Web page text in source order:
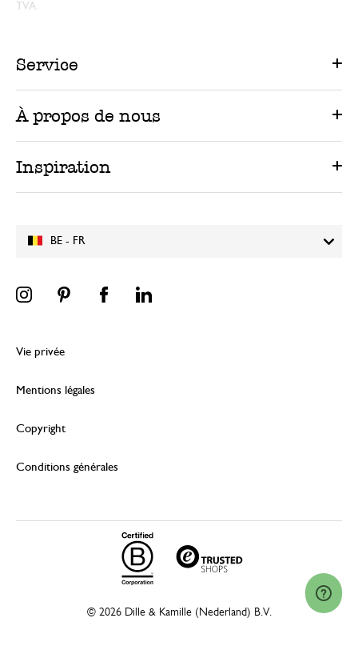
BE - FR
TVA.
Service
À propos de nous
Inspiration
Vie privée
Mentions légales
Copyright
Conditions générales
© 2026 Dille & Kamille (Nederland) B.V.